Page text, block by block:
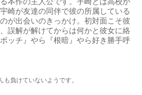
崎が友達の同伴で彼の所属している
が出会いのきっかけ。初対面こそ彼
誤解が解けてからは何かと彼女に絡
ッチ』やら『根暗』やら好き勝手呼
負けていないようです。